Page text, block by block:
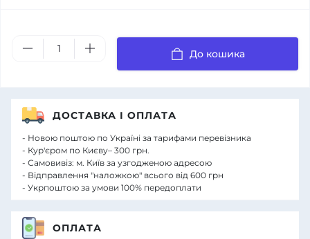
До кошика
ДОСТАВКА І ОПЛАТА
- Новою поштою по Україні за тарифами перевізника
- Кур'єром по Києву– 300 грн.
- Самовивіз: м. Київ за узгодженою адресою
- Відправлення "наложкою" всього від 600 грн
- Укрпоштою за умови 100% передоплати
ОПЛАТА